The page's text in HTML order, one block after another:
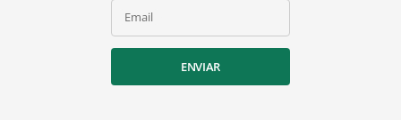
Email
ENVIAR